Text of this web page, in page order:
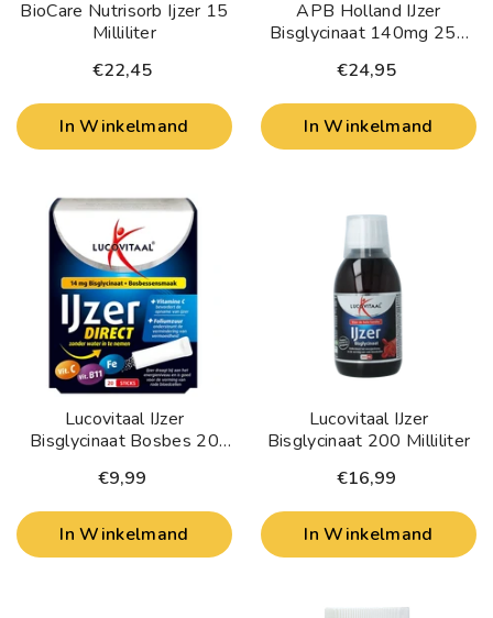
BioCare Nutrisorb Ijzer 15
Milliliter
€22,45
In Winkelmand
APB Holland IJzer
Bisglycinaat 140mg 250
€24,95
In Winkelmand
Lucovitaal IJzer
Bisglycinaat Bosbes 20
€9,99
In Winkelmand
Lucovitaal IJzer
Bisglycinaat 200 Milliliter
€16,99
In Winkelmand